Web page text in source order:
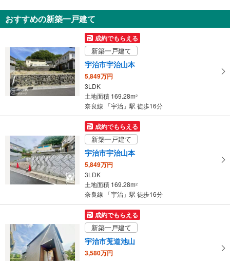
知
を
け
取
る
・
条
イ
ペ
ー
ジ
存
る
おすすめの新築一戸建て
成約でもらえる
新築一戸建て
宇治市宇治山本
5,849万円
3LDK
土地面積 169.28m2
奈良線 「宇治」駅 徒歩16分
成約でもらえる
新築一戸建て
宇治市宇治山本
5,849万円
3LDK
土地面積 169.28m2
奈良線 「宇治」駅 徒歩16分
成約でもらえる
新築一戸建て
宇治市莵道池山
3,580万円